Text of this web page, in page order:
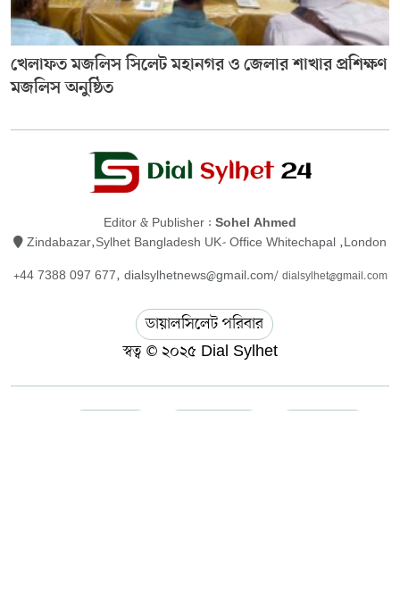
খেলাফত মজলিস সিলেট মহানগর ও জেলার শাখার প্রশিক্ষণ
মজলিস অনুষ্ঠিত
Editor & Publisher : Sohel Ahmed
Zindabazar,Sylhet Bangladesh UK- Office Whitechapal ,London
+44 7388 097 677, dialsylhetnews@gmail.com/ dialsylhet@gmail.com
ডায়ালসিলেট পরিবার
স্বত্ব © ২০২৫ Dial Sylhet